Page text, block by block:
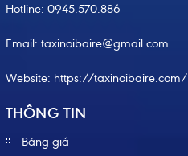
Hotline: 0945.570.886
Email: taxinoibaire@gmail.com
Website: https://taxinoibaire.com/
THÔNG TIN
Bảng giá